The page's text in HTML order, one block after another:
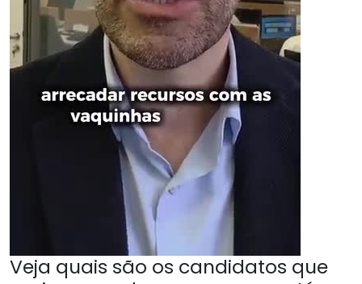
Veja quais são os candidatos que